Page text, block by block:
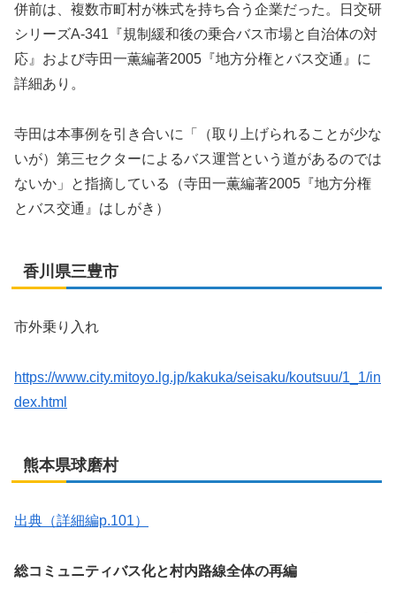
併前は、複数市町村が株式を持ち合う企業だった。日交研
シリーズA-341『規制緩和後の乗合バス市場と自治体の対
応』および寺田一薫編著2005『地方分権とバス交通』に
詳細あり。
寺田は本事例を引き合いに「（取り上げられることが少な
いが）第三セクターによるバス運営という道があるのでは
ないか」と指摘している（寺田一薫編著2005『地方分権
とバス交通』はしがき）
香川県三豊市
市外乗り入れ
https://www.city.mitoyo.lg.jp/kakuka/seisaku/koutsuu/1_1/in
dex.html
熊本県球磨村
出典（詳細編p.101）
総コミュニティバス化と村内路線全体の再編